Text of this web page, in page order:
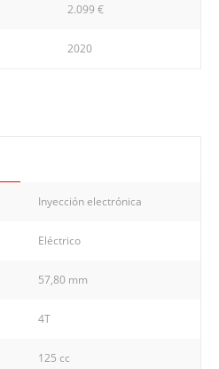
2.099 €
2020
Inyección electrónica
Eléctrico
57,80 mm
4T
125 cc